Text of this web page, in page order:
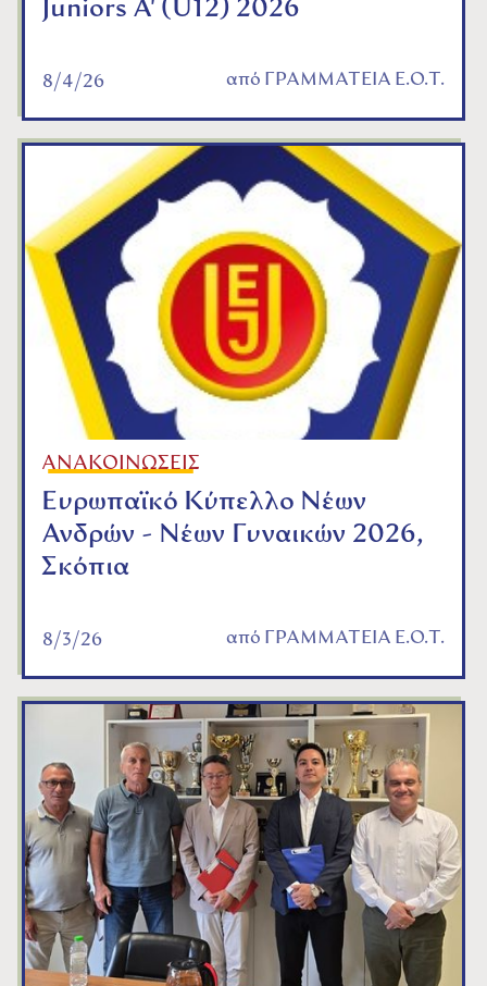
Juniors A' (U12) 2026
8/4/26 από ΓΡΑΜΜΑΤΕΙΑ Ε.Ο.Τ.
ΑΝΑΚΟΙΝΩΣΕΙΣ
Ευρωπαϊκό Κύπελλο Νέων
Ανδρών - Νέων Γυναικών 2026,
Σκόπια
8/3/26 από ΓΡΑΜΜΑΤΕΙΑ Ε.Ο.Τ.